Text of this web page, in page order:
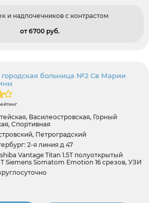
и надпочечников с контрастом
от 6700 pуб.
городская больница №2 Св Марии
Василеостровская, Горный
Спортивная
Петроградский
2-я линия д 47
Vantage Titan 1.5T полуоткрытый
Siemens Somatom Emotion 16 срезов, УЗИ